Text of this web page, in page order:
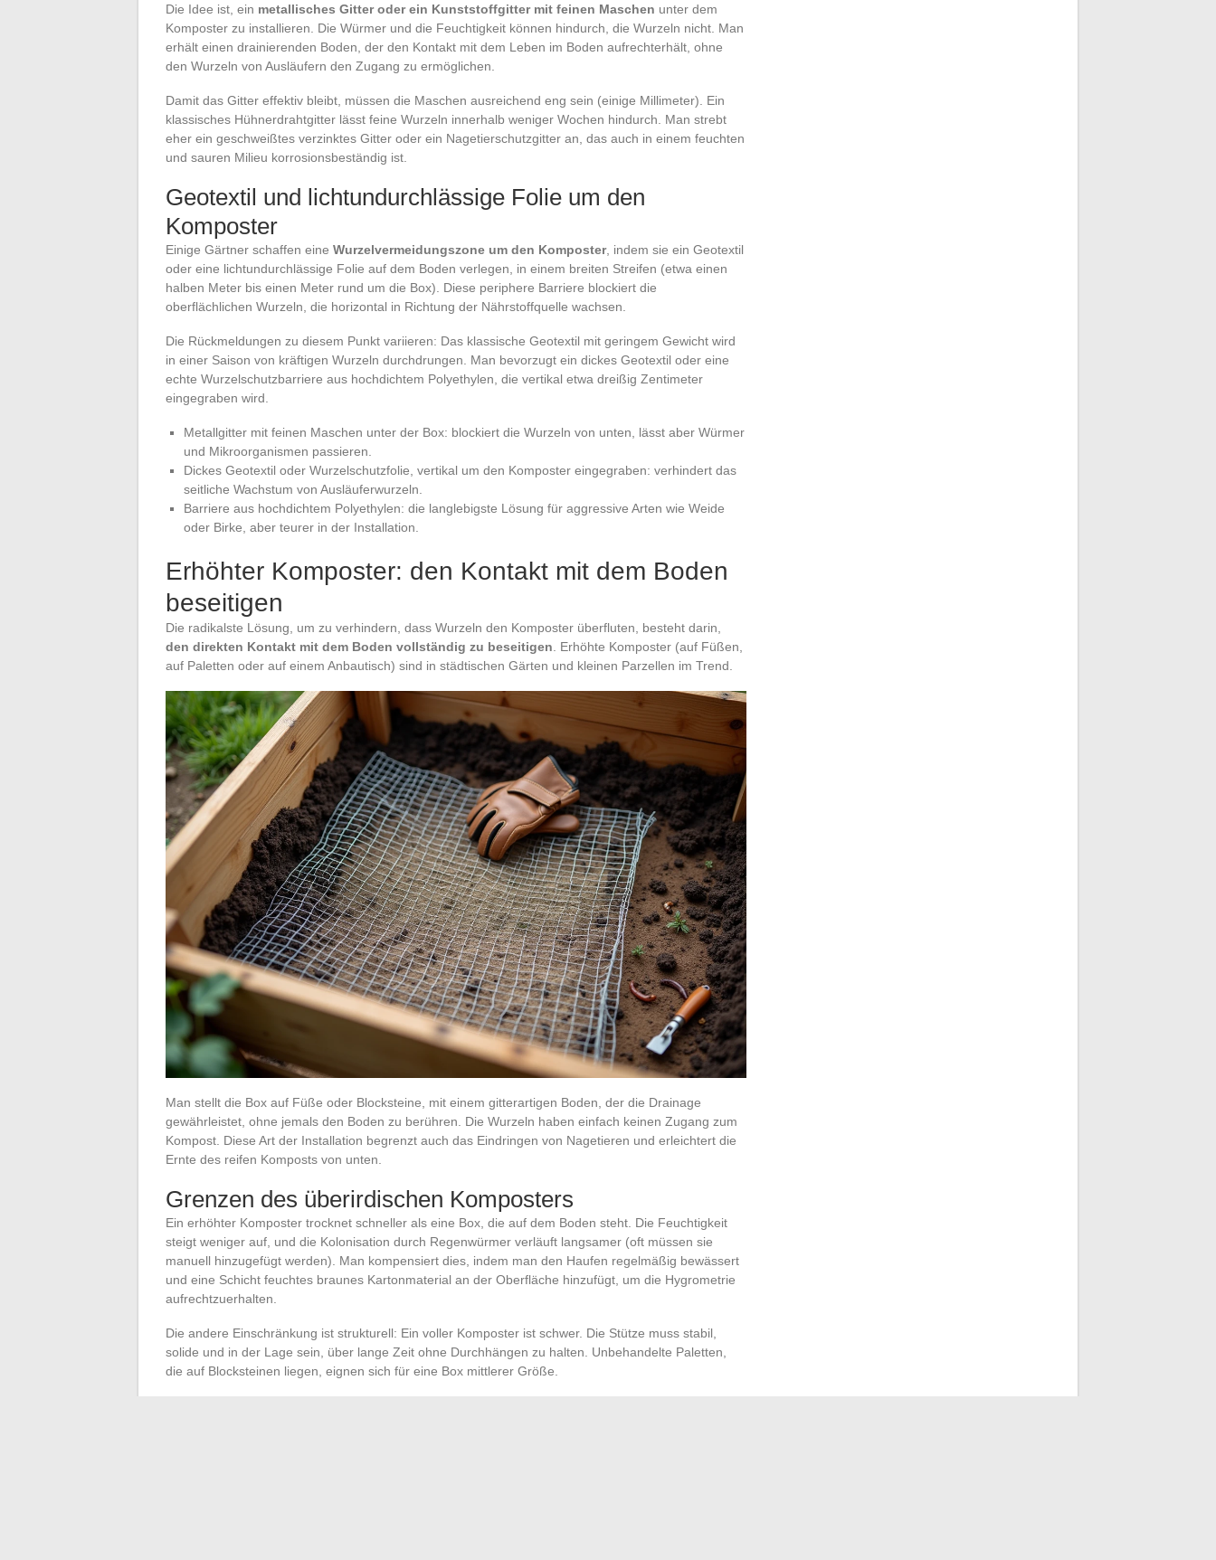
Die Idee ist, ein metallisches Gitter oder ein Kunststoffgitter mit feinen Maschen unter dem
Komposter zu installieren. Die Würmer und die Feuchtigkeit können hindurch, die Wurzeln nicht. Man
erhält einen drainierenden Boden, der den Kontakt mit dem Leben im Boden aufrechterhält, ohne
den Wurzeln von Ausläufern den Zugang zu ermöglichen.
Damit das Gitter effektiv bleibt, müssen die Maschen ausreichend eng sein (einige Millimeter). Ein
klassisches Hühnerdrahtgitter lässt feine Wurzeln innerhalb weniger Wochen hindurch. Man strebt
eher ein geschweißtes verzinktes Gitter oder ein Nagetierschutzgitter an, das auch in einem feuchten
und sauren Milieu korrosionsbeständig ist.
Geotextil und lichtundurchlässige Folie um den
Komposter
Einige Gärtner schaffen eine Wurzelvermeidungszone um den Komposter, indem sie ein Geotextil
oder eine lichtundurchlässige Folie auf dem Boden verlegen, in einem breiten Streifen (etwa einen
halben Meter bis einen Meter rund um die Box). Diese periphere Barriere blockiert die
oberflächlichen Wurzeln, die horizontal in Richtung der Nährstoffquelle wachsen.
Die Rückmeldungen zu diesem Punkt variieren: Das klassische Geotextil mit geringem Gewicht wird
in einer Saison von kräftigen Wurzeln durchdrungen. Man bevorzugt ein dickes Geotextil oder eine
echte Wurzelschutzbarriere aus hochdichtem Polyethylen, die vertikal etwa dreißig Zentimeter
eingegraben wird.
Metallgitter mit feinen Maschen unter der Box: blockiert die Wurzeln von unten, lässt aber Würmer
und Mikroorganismen passieren.
Dickes Geotextil oder Wurzelschutzfolie, vertikal um den Komposter eingegraben: verhindert das
seitliche Wachstum von Ausläuferwurzeln.
Barriere aus hochdichtem Polyethylen: die langlebigste Lösung für aggressive Arten wie Weide
oder Birke, aber teurer in der Installation.
Erhöhter Komposter: den Kontakt mit dem Boden
beseitigen
Die radikalste Lösung, um zu verhindern, dass Wurzeln den Komposter überfluten, besteht darin,
den direkten Kontakt mit dem Boden vollständig zu beseitigen . Erhöhte Komposter (auf Füßen,
auf Paletten oder auf einem Anbautisch) sind in städtischen Gärten und kleinen Parzellen im Trend.
Man stellt die Box auf Füße oder Blocksteine, mit einem gitterartigen Boden, der die Drainage
gewährleistet, ohne jemals den Boden zu berühren. Die Wurzeln haben einfach keinen Zugang zum
Kompost. Diese Art der Installation begrenzt auch das Eindringen von Nagetieren und erleichtert die
Ernte des reifen Komposts von unten.
Grenzen des überirdischen Komposters
Ein erhöhter Komposter trocknet schneller als eine Box, die auf dem Boden steht. Die Feuchtigkeit
steigt weniger auf, und die Kolonisation durch Regenwürmer verläuft langsamer (oft müssen sie
manuell hinzugefügt werden). Man kompensiert dies, indem man den Haufen regelmäßig bewässert
und eine Schicht feuchtes braunes Kartonmaterial an der Oberfläche hinzufügt, um die Hygrometrie
aufrechtzuerhalten.
Die andere Einschränkung ist strukturell: Ein voller Komposter ist schwer. Die Stütze muss stabil,
solide und in der Lage sein, über lange Zeit ohne Durchhängen zu halten. Unbehandelte Paletten,
die auf Blocksteinen liegen, eignen sich für eine Box mittlerer Größe.